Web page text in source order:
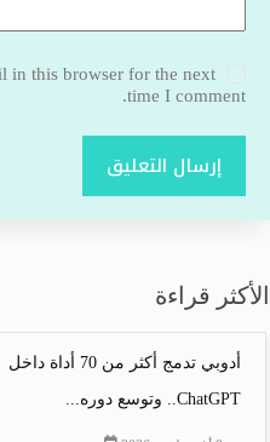
in this browser for the next
time I comment.
إرسال التعليق
الأكثر قراءة
أدوبي تدمج أكثر من 70 أداة داخل
ChatGPT.. وتوسع دوره...